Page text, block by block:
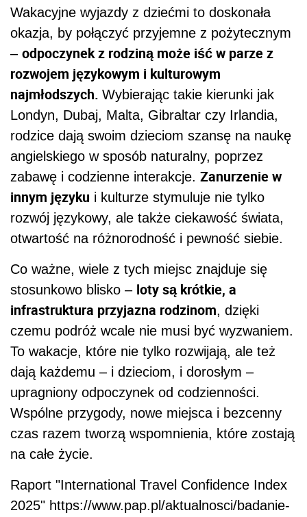
Wakacyjne wyjazdy z dziećmi to doskonała
okazja, by połączyć przyjemne z pożytecznym
– odpoczynek z rodziną może iść w parze z
rozwojem językowym i kulturowym
najmłodszych. Wybierając takie kierunki jak
Londyn, Dubaj, Malta, Gibraltar czy Irlandia,
rodzice dają swoim dzieciom szansę na naukę
angielskiego w sposób naturalny, poprzez
zabawę i codzienne interakcje. Zanurzenie w
innym języku i kulturze stymuluje nie tylko
rozwój językowy, ale także ciekawość świata,
otwartość na różnorodność i pewność siebie.
Co ważne, wiele z tych miejsc znajduje się
stosunkowo blisko – loty są krótkie, a
infrastruktura przyjazna rodzinom, dzięki
czemu podróż wcale nie musi być wyzwaniem.
To wakacje, które nie tylko rozwijają, ale też
dają każdemu – i dzieciom, i dorosłym –
upragniony odpoczynek od codzienności.
Wspólne przygody, nowe miejsca i bezcenny
czas razem tworzą wspomnienia, które zostają
na całe życie.
Raport "International Travel Confidence Index
2025" https://www.pap.pl/aktualnosci/badanie-